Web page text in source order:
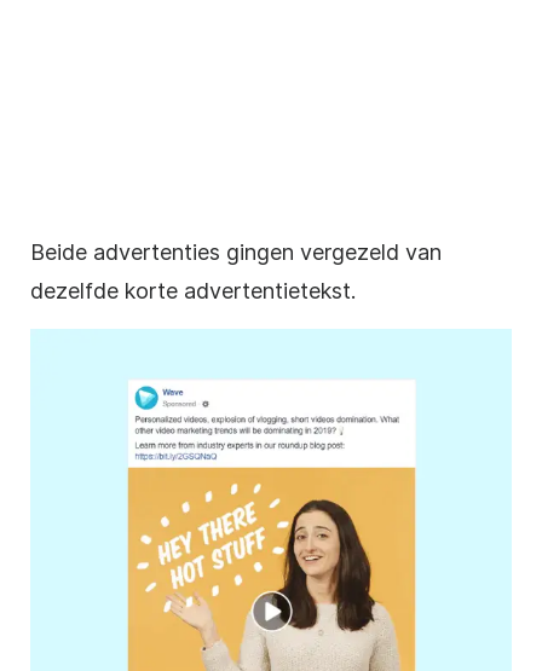
Beide advertenties gingen vergezeld van
dezelfde korte advertentietekst.